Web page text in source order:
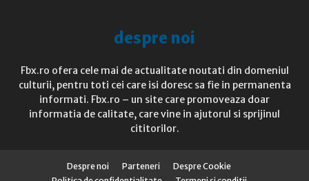
despre noi
Fbx.ro ofera cele mai de actualitate noutati din domeniul
culturii, pentru toti cei care isi doresc sa fie in permanenta
informati. Fbx.ro – un site care promoveaza doar
informatia de calitate, care vine in ajutorul si sprijinul
cititorilor.
Despre noi Parteneri
Despre Cookie